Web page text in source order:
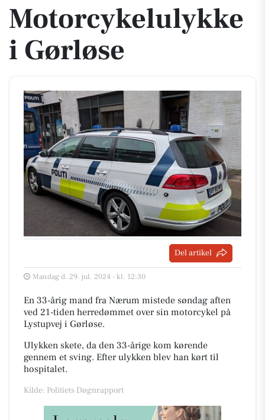
Motorcykelulykke
i Gørløse
Del artikel
Mandag d. 29. jul. 2024 - kl. 12:30
En 33-årig mand fra Nærum mistede søndag aften
ved 21-tiden herredømmet over sin motorcykel på
Lystupvej i Gørløse.
Ulykken skete, da den 33-årige kom kørende
gennem et sving. Efter ulykken blev han kørt til
hospitalet.
Kilde: Politiets Døgnrapport